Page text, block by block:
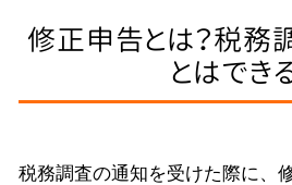
修正申告とは？税務
とはでき
税務調査の通知を受けた際に、